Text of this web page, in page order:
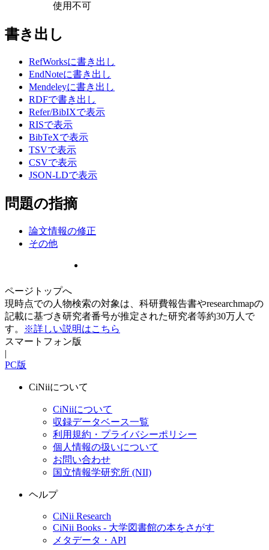
使用不可
書き出し
RefWorksに書き出し
EndNoteに書き出し
Mendeleyに書き出し
RDFで書き出し
Refer/BibIXで表示
RISで表示
BibTeXで表示
TSVで表示
CSVで表示
JSON-LDで表示
問題の指摘
論文情報の修正
その他
ページトップへ
現時点での人物検索の対象は、科研費報告書やresearchmapの
記載に基づき研究者番号が推定された研究者等約30万人で
す。
※詳しい説明はこちら
スマートフォン版
|
PC版
CiNiiについて
CiNiiについて
収録データベース一覧
利用規約・プライバシーポリシー
個人情報の扱いについて
お問い合わせ
国立情報学研究所 (NII)
ヘルプ
CiNii Research
CiNii Books - 大学図書館の本をさがす
メタデータ・API